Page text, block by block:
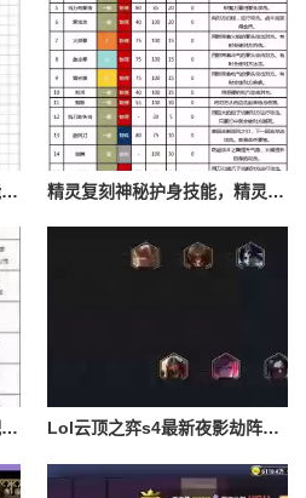
闪避技能怎么处罚，闪避技能怎么处罚队友 精灵复刻神秘护身技能，精灵复刻攻略
姜维传装备，姜维传装备搭配一览表最新 Lol云顶之弈s4最新夜影劫阵容搭配，云顶之奕夜影劫阵容